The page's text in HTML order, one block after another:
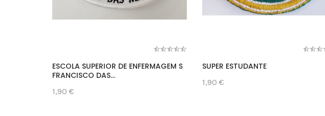
ESCOLA SUPERIOR DE ENFERMAGEM S
FRANCISCO DAS...
1,90 €
SUPER ESTUDANTE
1,90 €